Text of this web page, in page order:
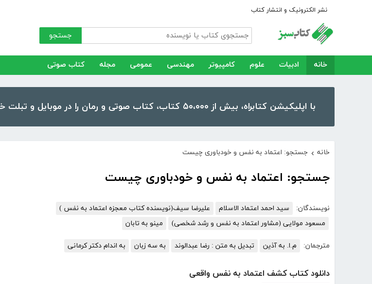
نشر الکترونیک و انتشار کتاب
جستجو
خانه ادبیات علوم کامپیوتر مهندسی عمومی مجله کتاب صوتی
با اپلیکیشن کتابراه، بیش از ۵۰،۰۰۰ کتاب، کتاب صوتی و رمان را در موبایل و تبلت خود داشته باشید!
خانه › جستجو: اعتماد به نفس و خودباوری چیست
جستجو: اعتماد به نفس و خودباوری چیست
نویسندگان: سید احمد اعتماد الاسلام
علیرضا سیف(نویسنده کتاب معجزه اعتماد به نفس )
مسعود مولایی (مشاور اعتماد به نفس و رشد شخصی)
مینو به تابان
مترجمان: م.ا. به آذین تبدیل به متن : رضا عبدالوند به سه زبان به اندام دکتر کرمانی
دانلود کتاب کشف اعتماد به نفس واقعی